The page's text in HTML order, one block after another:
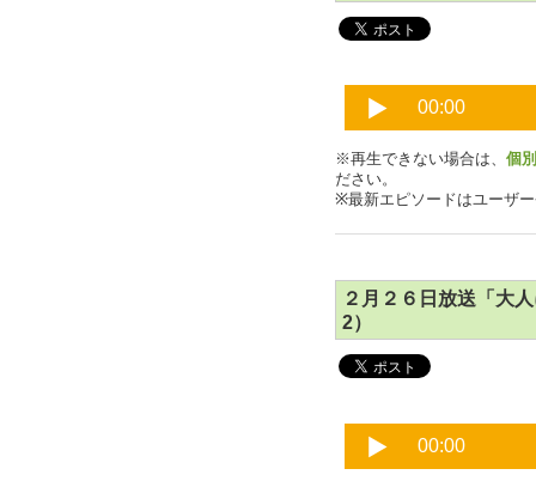
※再生できない場合は、 個
ださい。
※最新エピソードはユーザ
２月２６日放送「大
2）